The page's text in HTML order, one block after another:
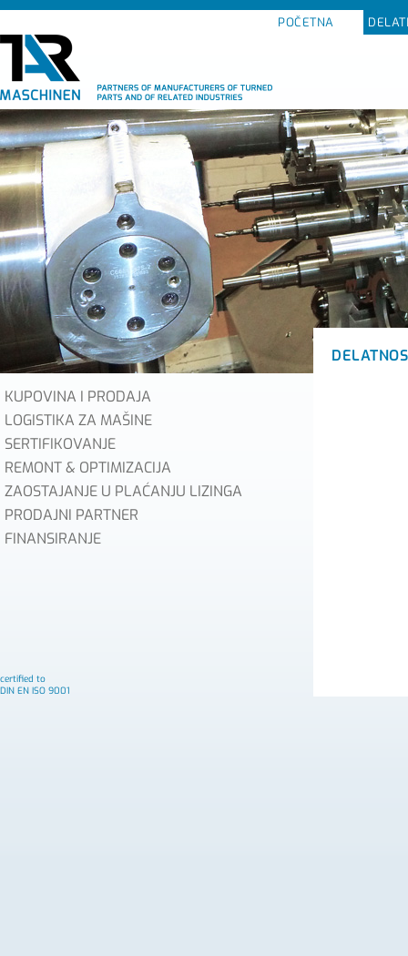
POČETNA
KUPOVINA I PRODAJA
LOGISTIKA ZA MAŠINE
SERTIFIKOVANJE
REMONT & OPTIMIZACIJA
ZAOSTAJANJE U PLAĆANJU LIZINGA
PRODAJNI PARTNER
FINANSIRANJE
certified to
DIN EN ISO 9001